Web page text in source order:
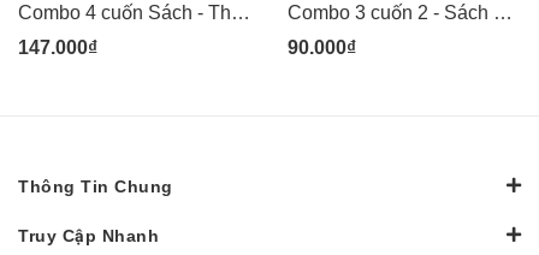
Combo 4 cuốn Sách - Thú thám hiểm: Voi săn lùng côn trùng, Gấu trắng mê cỏ hoa, Sóc phi hành gia, Hổ lặn biển sâu - tranh minh họa đẹp cho thiếu nhi - Kim Đồng
147.000₫
Combo 3 cuốn 2 - Sách Danh nhân khoa học Việt Nam - Lê Văn Thiêm, Hoàng Xuân Hãn, Nguyễn Văn Huyên - Kim Đồng
90.000₫
Thông Tin Chung
Truy Cập Nhanh